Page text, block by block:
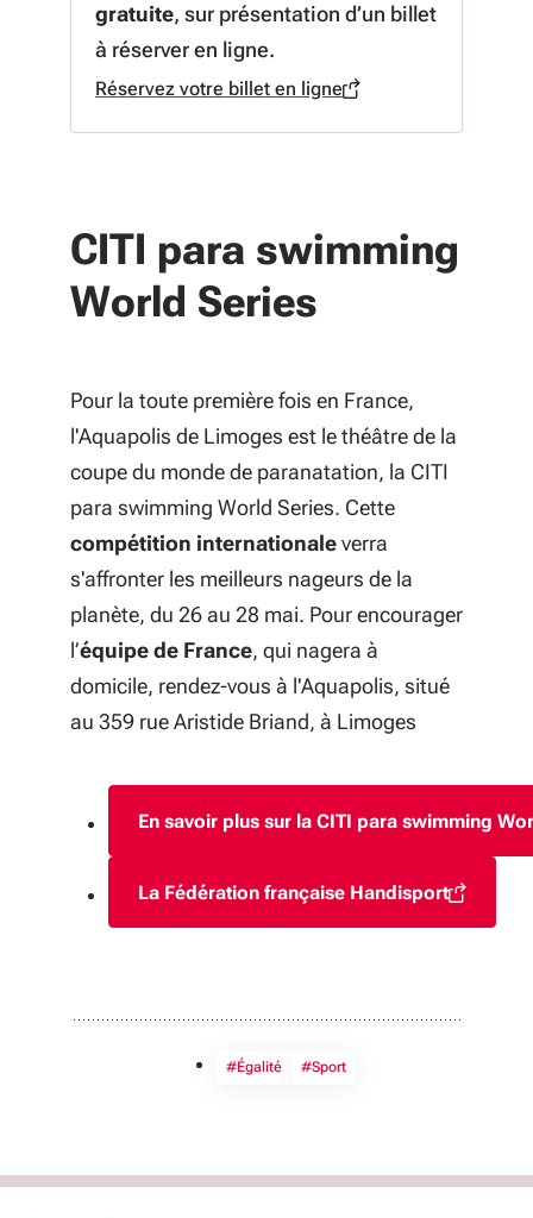
gratuite, sur présentation d’un billet
à réserver en ligne.
Réservez votre billet en ligne
à propos de Réservez votre billet
CITI para swimming
World Series
Pour la toute première fois en France,
l'Aquapolis de Limoges est le théâtre de la
coupe du monde de paranatation, la CITI
para swimming World Series. Cette
compétition internationaleverra
s'affronter les meilleurs nageurs de la
planète, du 26 au 28 mai. Pour encourager
l’équipe de France, qui nagera à
domicile, rendez-vous à l'Aquapolis, situé
au 359 rue Aristide Briand, à Limoges
En savoir plus sur la CITI para swimming
(S'ouvre dans
La Fédération française Handisport
(S'ouvre dans une
#Égalité #Sport